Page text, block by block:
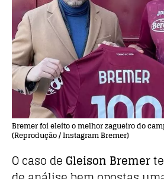
Bremer foi eleito o melhor zagueiro do
(Reprodução / Instagram Bremer)
O caso de Gleison Bremer